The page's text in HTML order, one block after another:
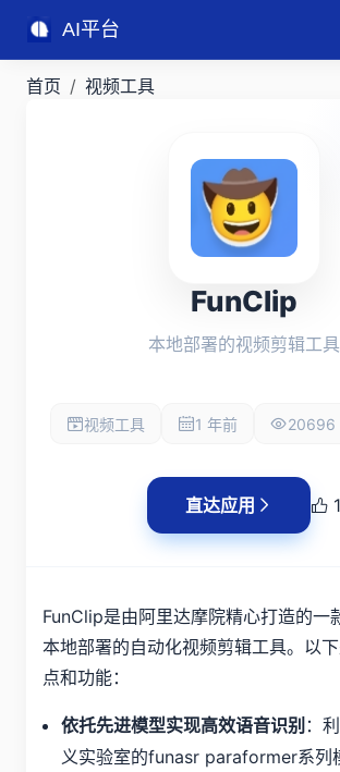
AI平台
首页 视频工具
FunClip
本地部署的视频剪辑工具
视频工具 1 年前 20696
直达应用 1
FunClip是由阿里达摩院精心打造的一
本地部署的自动化视频剪辑工具。以
点和功能：
依托先进模型实现高效语音识别 ：
义实验室的funasr paraformer系列